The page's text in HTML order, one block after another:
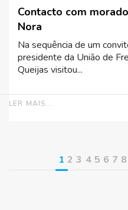
Contacto com
Nora
Na sequência de um
presidente da União de
Queijas visitou...
LER MAIS...
1 2 3 4 5 6 7 8